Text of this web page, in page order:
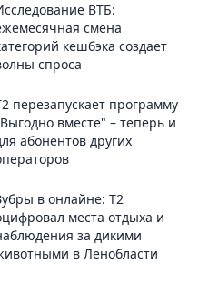
ВТБ:
смена
кешбэка создает
спроса
перезапускает программу
вместе" – теперь и
абонентов других
в онлайне: Т2
места отдыха и
за дикими
в Ленобласти